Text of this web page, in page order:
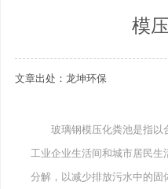
四川玻璃钢化粪池逐
关于重庆玻璃钢化粪
在安装绵阳玻璃钢化
模
文章出处：龙坤环保
玻璃钢模压化粪池是指以
工业企业生活间和城市居民
分解，以减少排放污水中的